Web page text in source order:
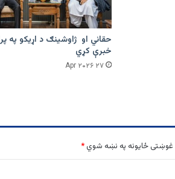
حقاني او ژاوشینګ د اړیکو په
خبرې کړي
۲۷ Apr ۲۰۲۶
غوښتى ځایونه په نښه شوي *